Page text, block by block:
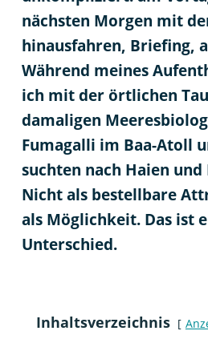
nächsten Morgen mit
hinausfahren, Briefing,
Während meines
ich mit der örtlichen
damaligen
Fumagalli im Baa-Atoll
suchten nach Haien
Nicht als bestellbare
als Möglichkeit. Das ist
Unterschied.
Inhaltsverzeichnis